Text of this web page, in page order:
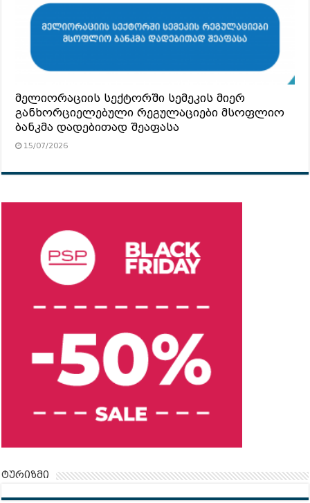
მელიორაციის სექტორში სემეკის მიერ
განხორციელებული რეგულაციები მსოფლიო
ბანკმა დადებითად შეაფასა
15/07/2026
ტურიზმი